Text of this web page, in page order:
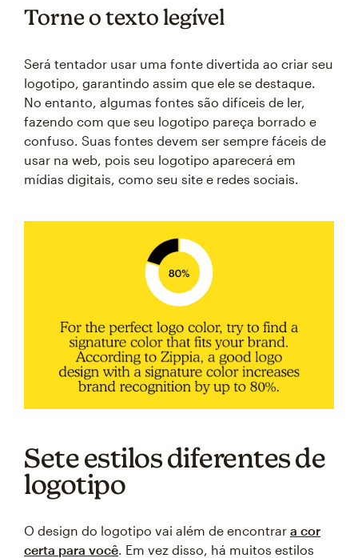
Torne o texto legível
Será tentador usar uma fonte divertida ao criar seu
logotipo, garantindo assim que ele se destaque.
No entanto, algumas fontes são difíceis de ler,
fazendo com que seu logotipo pareça borrado e
confuso. Suas fontes devem ser sempre fáceis de
usar na web, pois seu logotipo aparecerá em
mídias digitais, como seu site e redes sociais.
Sete estilos diferentes de
logotipo
O design do logotipo vai além de encontrar a cor
certa para você. Em vez disso, há muitos estilos